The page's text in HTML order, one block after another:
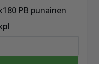
PB punainen